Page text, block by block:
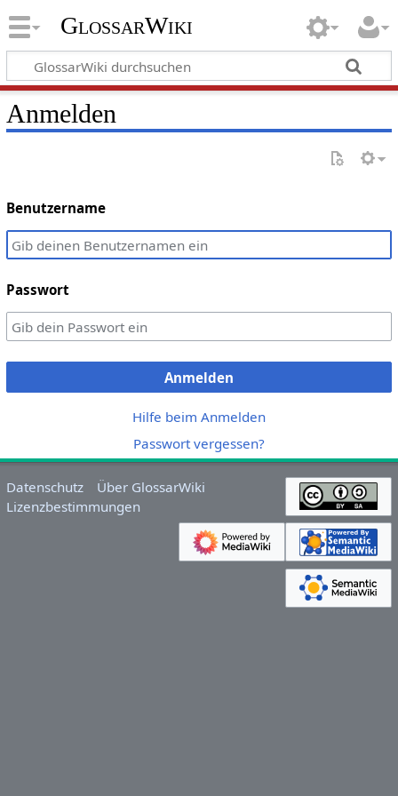
GlossarWiki
Anmelden
Benutzername
Passwort
Anmelden
Hilfe beim Anmelden
Passwort vergessen?
Datenschutz
Über GlossarWiki
Lizenzbestimmungen